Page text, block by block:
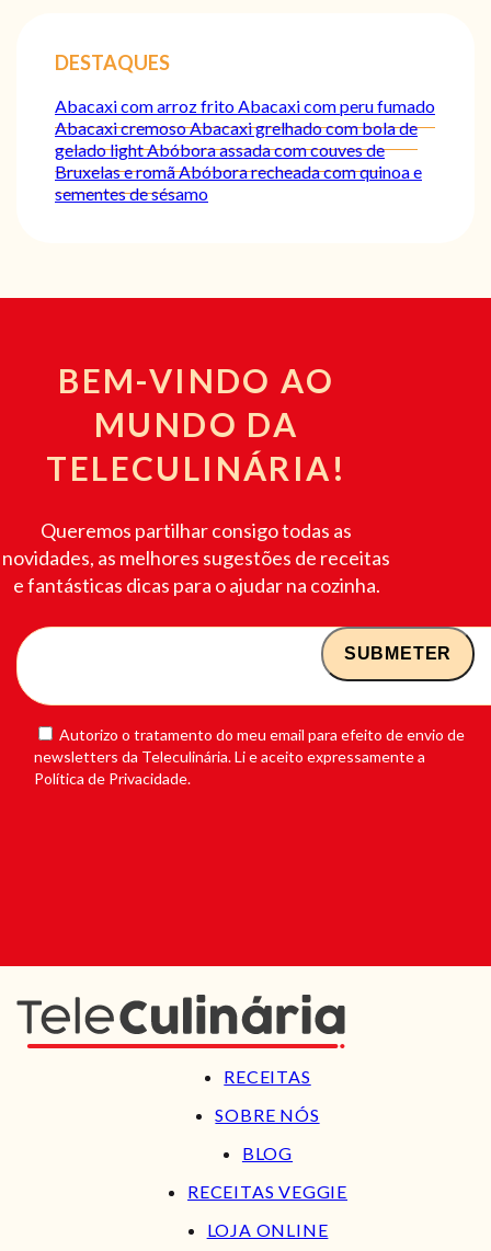
DESTAQUES
Abacaxi com arroz fritoAbacaxi com peru fumado
Abacaxi cremosoAbacaxi grelhado com bola de
gelado lightAbóbora assada com couves de
Bruxelas e romãAbóbora recheada com quinoa e
sementes de sésamo
BEM-VINDO AO
MUNDO DA
TELECULINÁRIA!
Queremos partilhar consigo todas as
novidades, as melhores sugestões de receitas
e fantásticas dicas para o ajudar na cozinha.
Autorizo o tratamento do meu email para efeito de envio de
newsletters da Teleculinária. Li e aceito expressamente a
Política de Privacidade.
RECEITAS
SOBRE NÓS
BLOG
RECEITAS VEGGIE
LOJA ONLINE